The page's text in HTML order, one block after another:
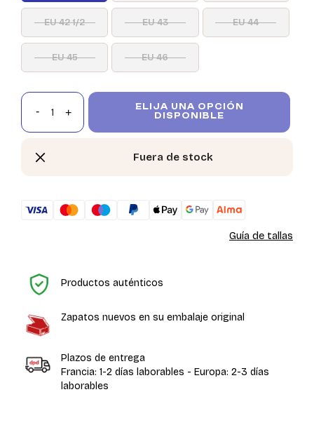
EU 42 1/2 EU 43 EU 44
EU 45 EU 46
ELIJA UNA OPCIÓN
DISPONIBLE
Fuera de stock
Guía de tallas
Productos auténticos
Zapatos nuevos en su embalaje original
Plazos de entrega
Francia: 1-2 días laborables - Europa: 2-3 días
laborables